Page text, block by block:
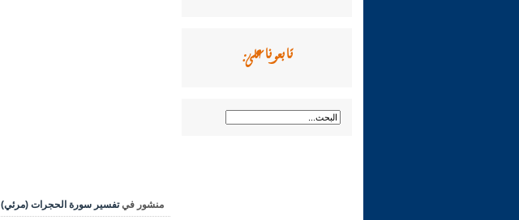
منشور في تفسير سورة الحجرات (مرئي)
تابعونا على: